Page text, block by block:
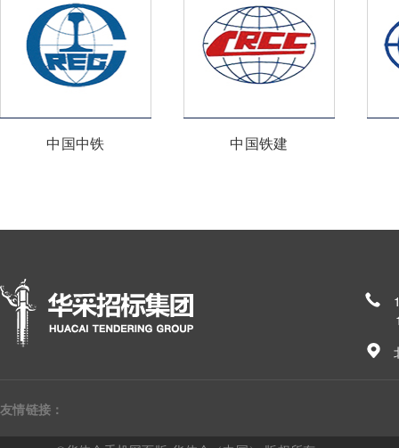
中国中铁 中国铁建
友情链接：